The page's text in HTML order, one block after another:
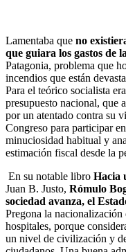
Lamentaba que no
que guiara los gastos de
Patagonia, problema que
incendios que están
Para el teórico socialista
presupuesto nacional, que
por un atentado contra su
Congreso para participar
minuciosidad habitual y
estimación fiscal desde la
En su notable libro Hacia
Juan B. Justo, Rómulo
sociedad avanza, el
Pregona la
hospitales, porque
un nivel de civilización y